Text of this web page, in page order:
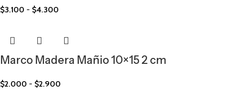
$3.100 - $4.300
Marco Madera Mañio 10×15 2 cm
$2.000 - $2.900